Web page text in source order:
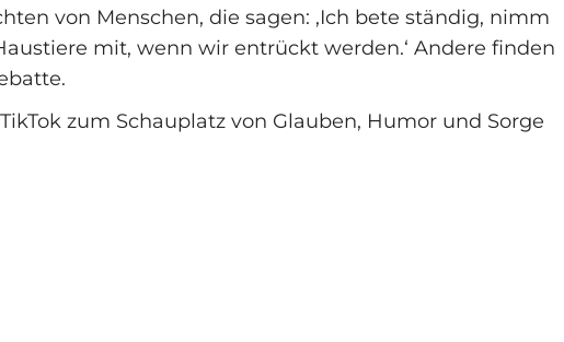
von Menschen, die sagen: ‚Ich bete ständig, nimm
mit, wenn wir entrückt werden.‘ Andere finden